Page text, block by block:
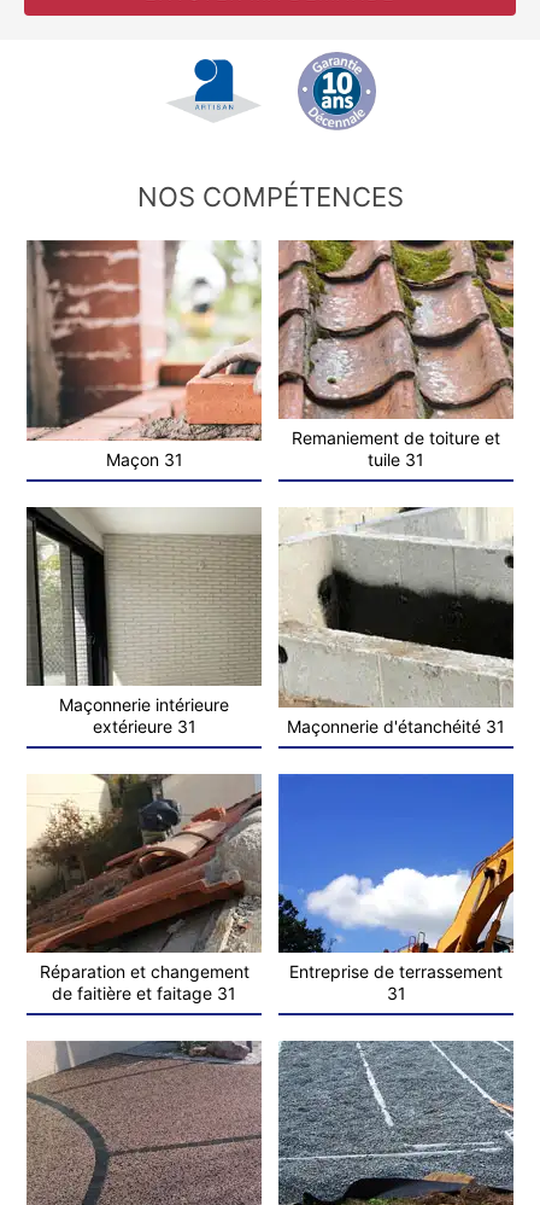
NOS COMPÉTENCES
Maçon 31
Remaniement de toiture et
tuile 31
Maçonnerie intérieure
extérieure 31
Maçonnerie d'étanchéité 31
Réparation et changement
de faitière et faitage 31
Entreprise de terrassement
31